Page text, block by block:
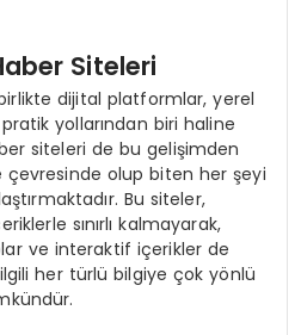
Siteleri
dijital platformlar, yerel
yollarından biri haline
siteleri de bu gelişimden
çevresinde olup biten her şeyi
Bu siteler,
sınırlı kalmayarak,
ve interaktif içerikler de
her türlü bilgiye çok yönlü